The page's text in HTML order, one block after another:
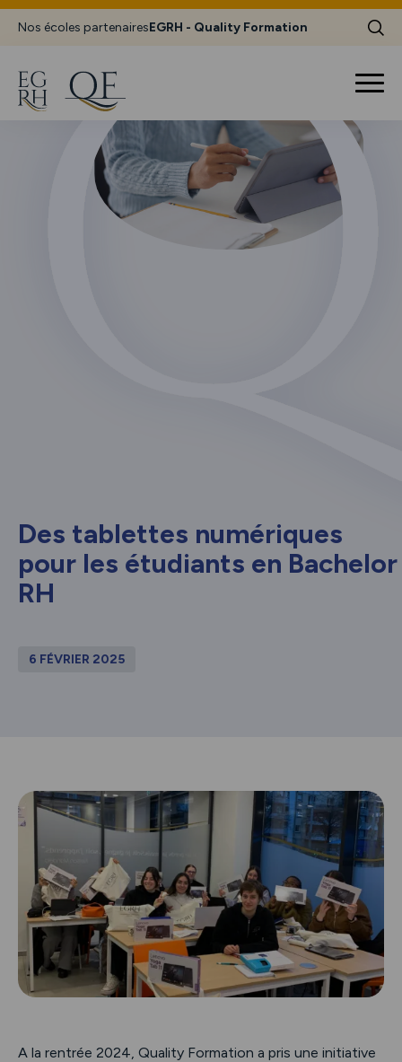
Nos écoles partenairesEGRH - Quality Formation
Des tablettes numériques
pour les étudiants en Bachelor
RH
6 FÉVRIER 2025
A la rentrée 2024, Quality Formation a pris une initiative